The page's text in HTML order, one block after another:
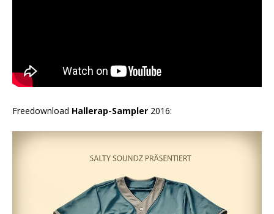
Freedownload Hallerap-Sampler 2016: